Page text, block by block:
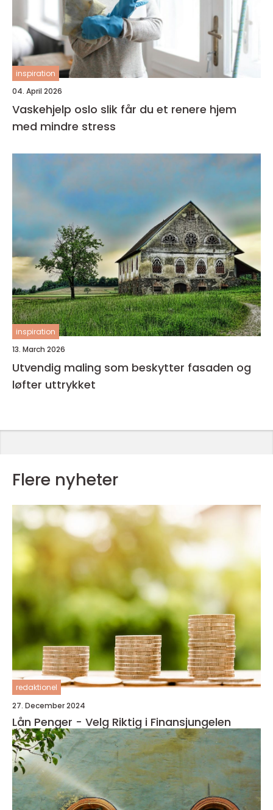
inspiration
04. April 2026
Vaskehjelp oslo slik får du et renere hjem
med mindre stress
inspiration
13. March 2026
Utvendig maling som beskytter fasaden og
løfter uttrykket
Flere nyheter
redaktionel
27. December 2024
Lån Penger - Velg Riktig i Finansjungelen